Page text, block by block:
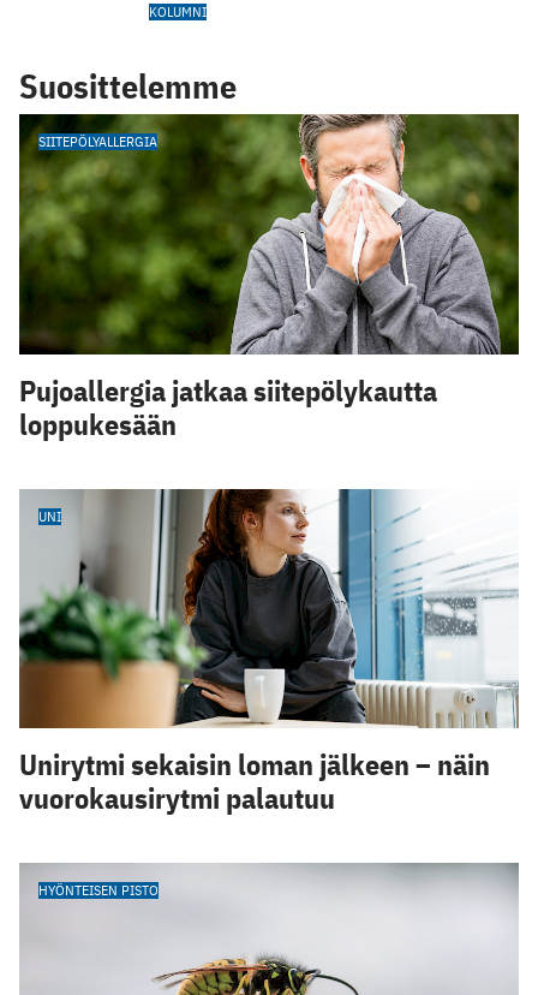
KOLUMNI
Suosittelemme
SIITEPÖLYALLERGIA
Pujoallergia jatkaa siitepölykautta
loppukesään
UNI
Unirytmi sekaisin loman jälkeen – näin
vuorokausirytmi palautuu
HYÖNTEISEN PISTO